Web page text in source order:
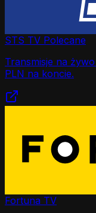
STS TV Polecane
Transmisje na
PLN na koncie.
Fortuna TV